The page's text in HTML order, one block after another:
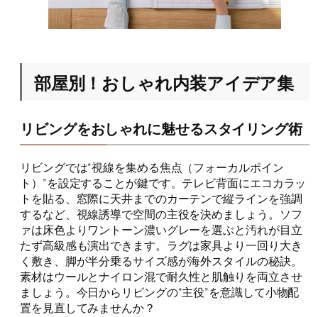
部屋別！おしゃれ内装アイデア集
リビングをおしゃれに魅せるスタイリング術
リビングでは“視線を集める焦点（フォーカルポイン
ト）”を設定することが鍵です。テレビ背面にエコカラッ
トを貼る、窓際に天井までのカーテンで縦ラインを強調
するなど、視線誘導で空間の主役を決めましょう。ソフ
ァは床色よりワントーン濃いグレーを選ぶと汚れが目立
たず高級感も演出できます。ラグは家具より一回り大き
く敷き、脚が半分乗るサイズ感が海外スタイルの秘訣。
素材はウールとナイロン混で耐久性と肌触りを両立させ
ましょう。今日からリビングの“主役”を意識して小物配
置を見直してみませんか？